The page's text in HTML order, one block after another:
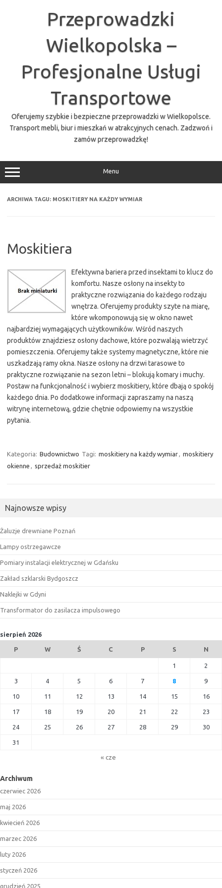
Przeprowadzki
Wielkopolska –
Profesjonalne Usługi
Transportowe
Oferujemy szybkie i bezpieczne przeprowadzki w Wielkopolsce.
Transport mebli, biur i mieszkań w atrakcyjnych cenach. Zadzwoń i
zamów przeprowadzkę!
Menu
ARCHIWA TAGU: MOSKITIERY NA KAŻDY WYMIAR
Moskitiera
Efektywna bariera przed insektami to klucz do
komfortu. Nasze osłony na insekty to
praktyczne rozwiązania do każdego rodzaju
wnętrza. Oferujemy produkty szyte na miarę,
które wkomponowują się w okno nawet
najbardziej wymagających użytkowników. Wśród naszych
produktów znajdziesz osłony dachowe, które pozwalają wietrzyć
pomieszczenia. Oferujemy także systemy magnetyczne, które nie
uszkadzają ramy okna. Nasze osłony na drzwi tarasowe to
praktyczne rozwiązanie na sezon letni – blokują komary i muchy.
Postaw na funkcjonalność i wybierz moskitiery, które dbają o spokój
każdego dnia. Po dodatkowe informacji zapraszamy na naszą
witrynę internetową, gdzie chętnie odpowiemy na wszystkie
pytania.
Kategoria: Budownictwo Tagi: moskitiery na każdy wymiar, moskitiery
okienne , sprzedaż moskitier
Najnowsze wpisy
Żaluzje drewniane Poznań
Lampy ostrzegawcze
Pomiary instalacji elektrycznej w Gdańsku
Zakład szklarski Bydgoszcz
Naklejki w Gdyni
Transformator do zasilacza impulsowego
sierpień 2026
P W Ś C P S N
1 2
3 4 5 6 7 8 9
10 11 12 13 14 15 16
17 18 19 20 21 22 23
24 25 26 27 28 29 30
31
« cze
Archiwum
czerwiec 2026
maj 2026
kwiecień 2026
marzec 2026
luty 2026
styczeń 2026
grudzień 2025